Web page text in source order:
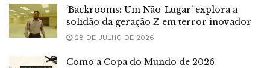
‘Backrooms: Um Não-Lugar’ explora a
solidão da geração Z em terror inovador
28 DE JULHO DE 2026
Como a Copa do Mundo de 2026